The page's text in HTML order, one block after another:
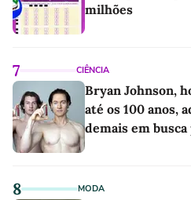
milhões
7 CIÊNCIA
Bryan Johnson,
até os 100 anos,
demais em
8 MODA